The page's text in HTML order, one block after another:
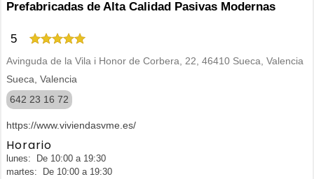
Prefabricadas de Alta Calidad Pasivas Modernas
5
Avinguda de la Vila i Honor de Corbera, 22, 46410 Sueca, Valencia
Sueca, Valencia
642 23 16 72
https://www.viviendasvme.es/
Horario
lunes: De 10:00 a 19:30
martes: De 10:00 a 19:30